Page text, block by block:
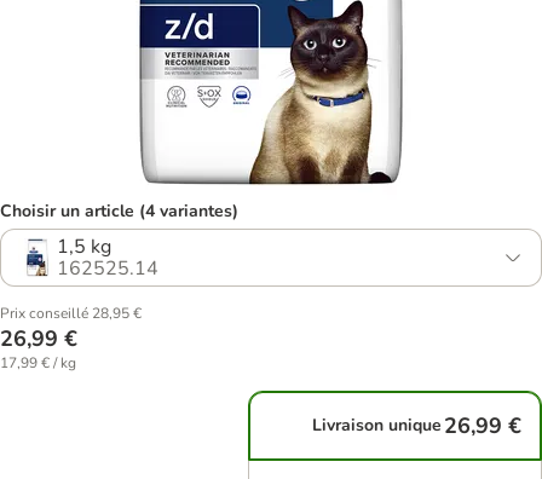
Choisir un article (4 variantes)
1,5 kg
162525.14
Prix conseillé 28,95 €
26,99 €
17,99 € / kg
Livraison unique 26,99 €